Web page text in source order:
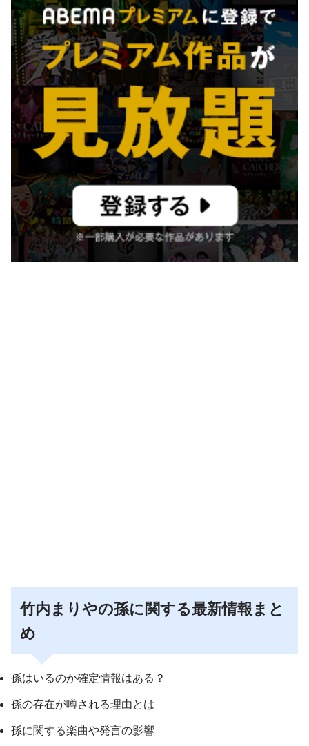
竹内まりやの孫に関する最新情報まと
め
孫はいるのか確定情報はある？
孫の存在が噂される理由とは
孫に関する楽曲や発言の影響